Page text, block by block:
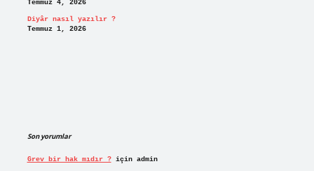
Temmuz 4, 2026
Diyâr nasıl yazılır ?
Temmuz 1, 2026
Son yorumlar
Grev bir hak mıdır ?için admin